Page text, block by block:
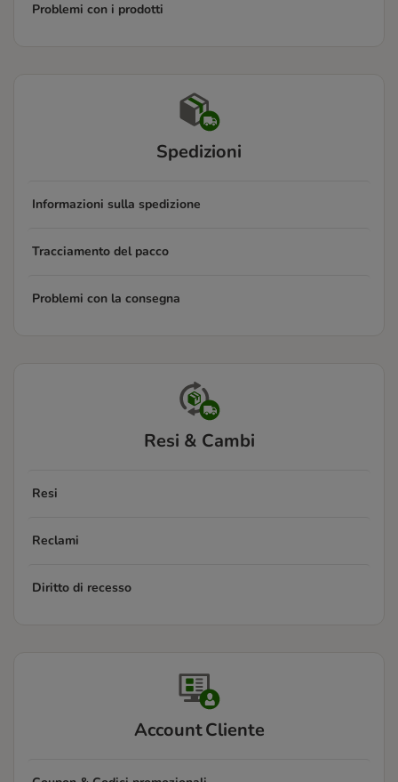
Problemi con i prodotti
Spedizioni
Informazioni sulla spedizione
Tracciamento del pacco
Problemi con la consegna
Resi & Cambi
Resi
Reclami
Diritto di recesso
Account Cliente